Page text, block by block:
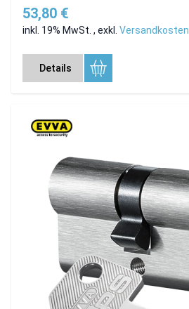
53,80 €
inkl. 19% MwSt. , exkl. Versandkosten
Details